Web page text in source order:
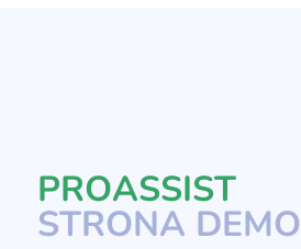
PROASSIST
STRONA DEMO